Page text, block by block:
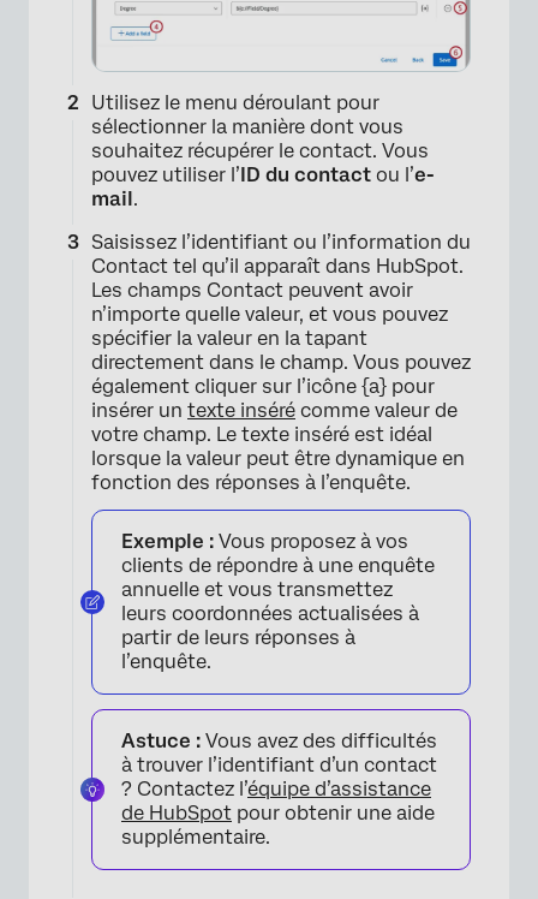
Utilisez le menu déroulant pour
sélectionner la manière dont vous
souhaitez récupérer le contact. Vous
pouvez utiliser l’ID du contact ou l’e-
mail.
Saisissez l’identifiant ou l’information du
Contact tel qu’il apparaît dans HubSpot.
Les champs Contact peuvent avoir
n’importe quelle valeur, et vous pouvez
spécifier la valeur en la tapant
directement dans le champ. Vous pouvez
également cliquer sur l’icône {a} pour
insérer un texte inséré comme valeur de
votre champ. Le texte inséré est idéal
lorsque la valeur peut être dynamique en
fonction des réponses à l’enquête.
Exemple : Vous proposez à vos
clients de répondre à une enquête
annuelle et vous transmettez
leurs coordonnées actualisées à
partir de leurs réponses à
l’enquête.
Astuce : Vous avez des difficultés
à trouver l’identifiant d’un contact
? Contactez l’équipe d’assistance
de HubSpot pour obtenir une aide
supplémentaire.